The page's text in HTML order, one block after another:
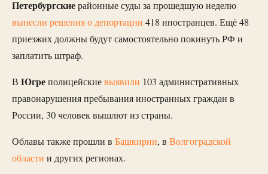
Петербургскиерайонные суды за прошедшую неделю
вынесли решения о депортации 418 иностранцев. Ещё 48
приезжих должны будут самостоятельно покинуть РФ и
заплатить штраф.
В Югреполицейскиевыявили 103 административных
правонарушения пребывания иностранных граждан в
России, 30 человек вышлют из страны.
Облавы также прошли в Башкирии, в Волгоградской
области и других регионах.